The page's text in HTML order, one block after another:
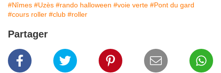
#Nîmes #Uzès #rando halloween #voie verte #Pont du gard
#cours roller #club #roller
Partager